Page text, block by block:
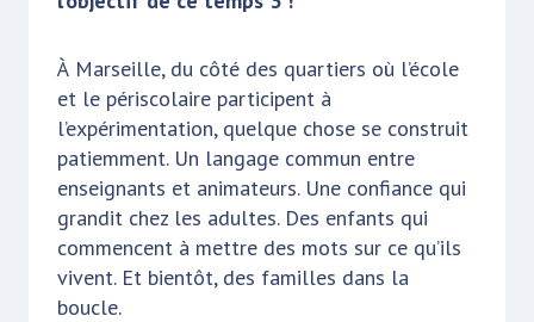
À Marseille, du côté des quartiers où l’école
et le périscolaire participent à
l’expérimentation, quelque chose se construit
patiemment. Un langage commun entre
enseignants et animateurs. Une confiance qui
grandit chez les adultes. Des enfants qui
commencent à mettre des mots sur ce qu’ils
vivent. Et bientôt, des familles dans la
boucle.